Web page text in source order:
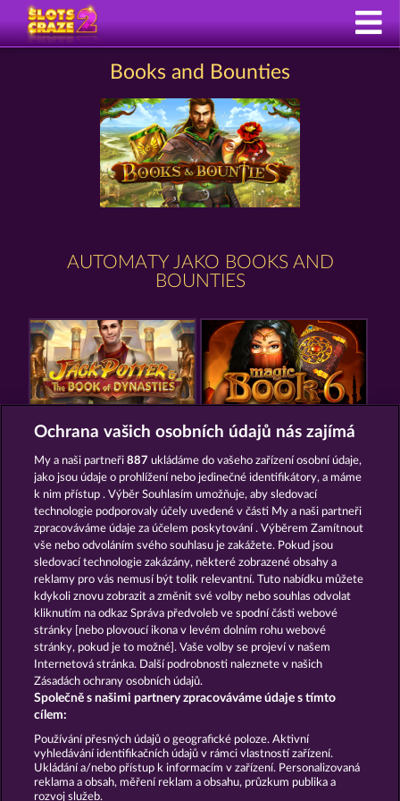
Books and Bounties
AUTOMATY JAKO BOOKS AND
BOUNTIES
MAGIC BOOK 6
MAGIC BOOK THE BLACK BOOK OF PIRATES
Podmínky Prohlášení o ochraně údajů
Kontakt Společnost Časté dotazy
Facebook
Podat Žádost o Odstoupení
Ochrana vašich osobních údajů nás zajímá
My a naši partneři887 ukládáme do vašeho zařízení osobní údaje,
jako jsou údaje o prohlížení nebo jedinečné identifikátory, a máme
k nim přístup . Výběr Souhlasím umožňuje, aby sledovací
technologie podporovaly účely uvedené v části My a naši partneři
zpracováváme údaje za účelem poskytování . Výběrem Zamítnout
vše nebo odvoláním svého souhlasu je zakážete. Pokud jsou
sledovací technologie zakázány, některé zobrazené obsahy a
reklamy pro vás nemusí být tolik relevantní. Tuto nabídku můžete
kdykoli znovu zobrazit a změnit své volby nebo souhlas odvolat
kliknutím na odkaz Správa předvoleb ve spodní části webové
stránky [nebo plovoucí ikona v levém dolním rohu webové
stránky, pokud je to možné]. Vaše volby se projeví v našem
Internetová stránka. Další podrobnosti naleznete v našich
Zásadách ochrany osobních údajů.
Společně s našimi partnery zpracováváme údaje s tímto
cílem:
Používání přesných údajů o geografické poloze. Aktivní
vyhledávání identifikačních údajů v rámci vlastností zařízení.
Ukládání a/nebo přístup k informacím v zařízení. Personalizovaná
reklama a obsah, měření reklam a obsahu, průzkum publika a
rozvoj služeb.